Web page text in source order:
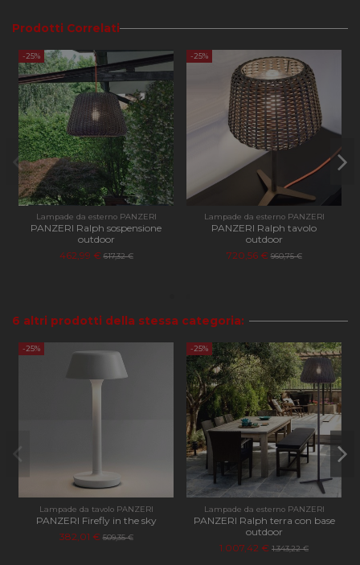
Prodotti Correlati
-25%
Lampade da esterno PANZERI
PANZERI Ralph sospensione
outdoor
462,99 € 617,32 €
-25%
Lampade da esterno PANZERI
PANZERI Ralph tavolo
outdoor
720,56 € 960,75 €
6 altri prodotti della stessa categoria:
-25%
Lampade da tavolo PANZERI
PANZERI Firefly in the sky
382,01 € 509,35 €
-25%
Lampade da esterno PANZERI
PANZERI Ralph terra con base
outdoor
1.007,42 € 1.343,22 €
Nome
Provider/Dominio Scadenza
CookieScriptConsent
CookieScript
apilluminazione.com
4
settimane
2 giorni
PHP.
utente.
è un
modo
viene
sito,